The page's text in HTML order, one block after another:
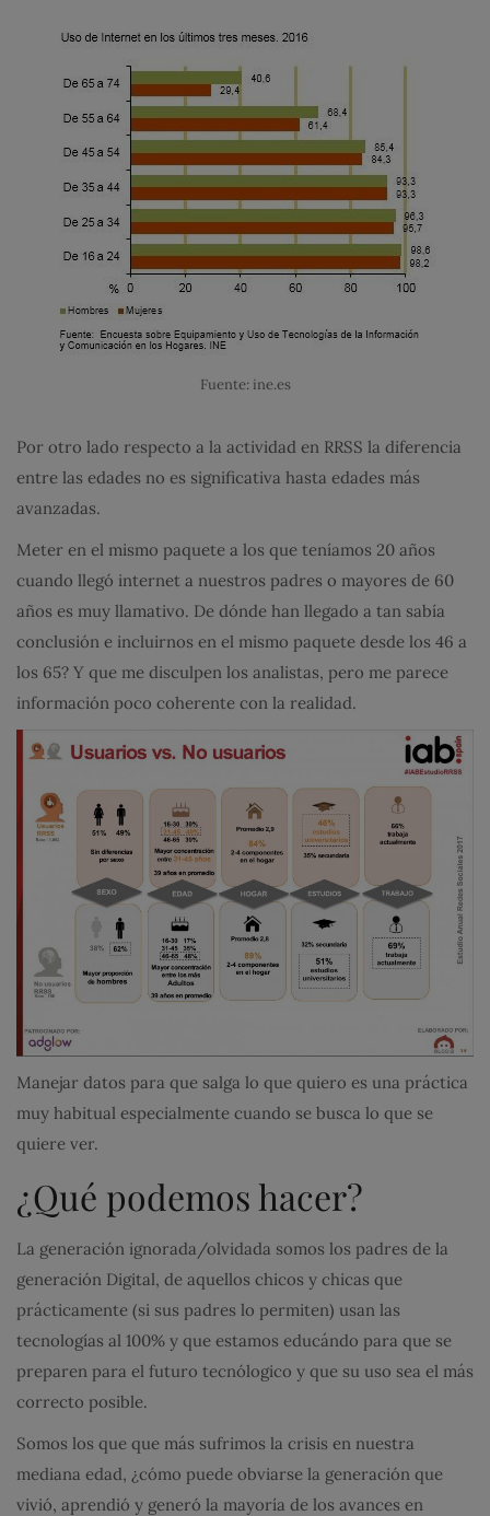
Fuente: ine.es
Por otro lado respecto a la actividad en RRSS la diferencia
entre las edades no es significativa hasta edades más
avanzadas.
Meter en el mismo paquete a los que teníamos 20 años
cuando llegó internet a nuestros padres o mayores de 60
años es muy llamativo. De dónde han llegado a tan sabía
conclusión e incluirnos en el mismo paquete desde los 46 a
los 65? Y que me disculpen los analistas, pero me parece
información poco coherente con la realidad.
Manejar datos para que salga lo que quiero es una práctica
muy habitual especialmente cuando se busca lo que se
quiere ver.
¿Qué podemos hacer?
La generación ignorada/olvidada somos los padres de la
generación Digital, de aquellos chicos y chicas que
prácticamente (si sus padres lo permiten) usan las
tecnologías al 100% y que estamos educándo para que se
preparen para el futuro tecnólogico y que su uso sea el más
correcto posible.
Somos los que que más sufrimos la crisis en nuestra
mediana edad, ¿cómo puede obviarse la generación que
vivió, aprendió y generó la mayoría de los avances en